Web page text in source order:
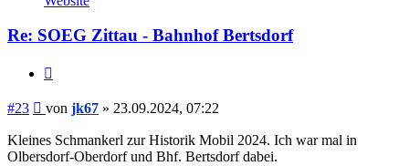
jk67
Re: SOEG Zittau - Bahnhof Bertsdorf
#23 Beitrag
von jk67 » 23.09.2024, 07:22
Kleines Schmankerl zur Historik Mobil 2024. Ich war mal in
Olbersdorf-Oberdorf und Bhf. Bertsdorf dabei.